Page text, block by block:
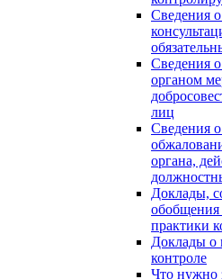
Сведения
Сведения
органом
лиц
Сведения
органа,
Доклады,
обобщения
практики
Доклады о
контроле
Что нужно